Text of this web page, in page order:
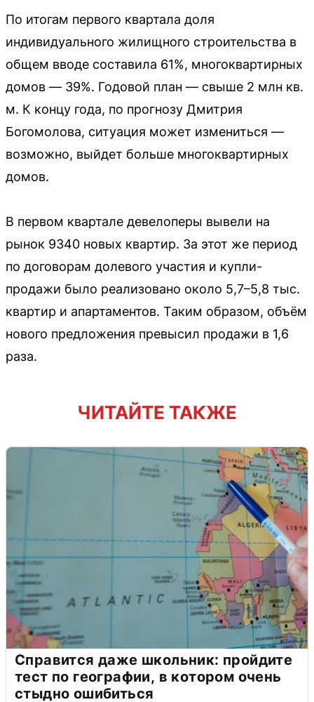
По итогам первого квартала доля
индивидуального жилищного строительства в
общем вводе составила 61%, многоквартирных
домов — 39%. Годовой план — свыше 2 млн кв.
м. К концу года, по прогнозу Дмитрия
Богомолова, ситуация может измениться —
возможно, выйдет больше многоквартирных
домов.
В первом квартале девелоперы вывели на
рынок 9340 новых квартир. За этот же период
по договорам долевого участия и купли-
продажи было реализовано около 5,7–5,8 тыс.
квартир и апартаментов. Таким образом, объём
нового предложения превысил продажи в 1,6
раза.
ЧИТАЙТЕ ТАКЖЕ
Справится даже школьник: пройдите
тест по географии, в котором очень
стыдно ошибиться